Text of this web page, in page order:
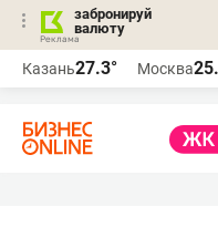
забронируй
валюту
Казань27.3° Москва